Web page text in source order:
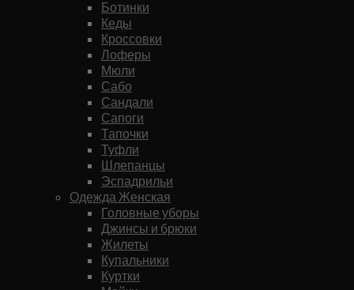
Ботинки
Кеды
Кроссовки
Лоферы
Мюли
Сабо
Сандали
Сапоги
Тапочки
Туфли
Шлепанцы
Эспадрильи
Одежда Женская
Головные уборы
Джинсы и брюки
Жилеты
Купальники
Куртки